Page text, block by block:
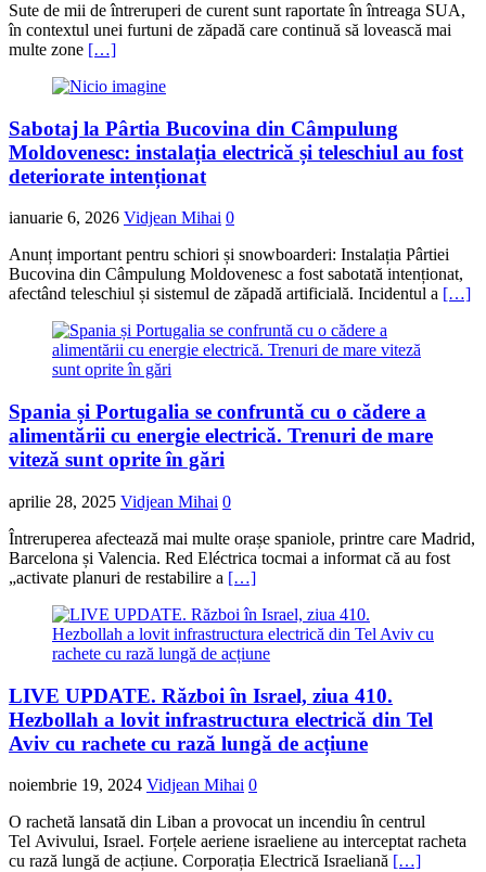
Sute de mii de întreruperi de curent sunt raportate în întreaga SUA,
în contextul unei furtuni de zăpadă care continuă să lovească mai
multe zone […]
Sabotaj la Pârtia Bucovina din Câmpulung
Moldovenesc: instalația electrică și teleschiul au fost
deteriorate intenționat
ianuarie 6, 2026 Vidjean Mihai 0
Anunț important pentru schiori și snowboarderi: Instalația Pârtiei
Bucovina din Câmpulung Moldovenesc a fost sabotată intenționat,
afectând teleschiul și sistemul de zăpadă artificială. Incidentul a […]
Spania și Portugalia se confruntă cu o cădere a
alimentării cu energie electrică. Trenuri de mare
viteză sunt oprite în gări
aprilie 28, 2025 Vidjean Mihai 0
Întreruperea afectează mai multe orașe spaniole, printre care Madrid,
Barcelona și Valencia. Red Eléctrica tocmai a informat că au fost
„activate planuri de restabilire a […]
LIVE UPDATE. Război în Israel, ziua 410.
Hezbollah a lovit infrastructura electrică din Tel
Aviv cu rachete cu rază lungă de acțiune
noiembrie 19, 2024 Vidjean Mihai 0
O rachetă lansată din Liban a provocat un incendiu în centrul
Tel Avivului, Israel. Forțele aeriene israeliene au interceptat racheta
cu rază lungă de acțiune. Corporația Electrică Israeliană […]